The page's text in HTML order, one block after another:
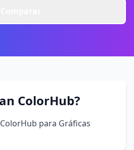
ColorHub?
para Gráficas